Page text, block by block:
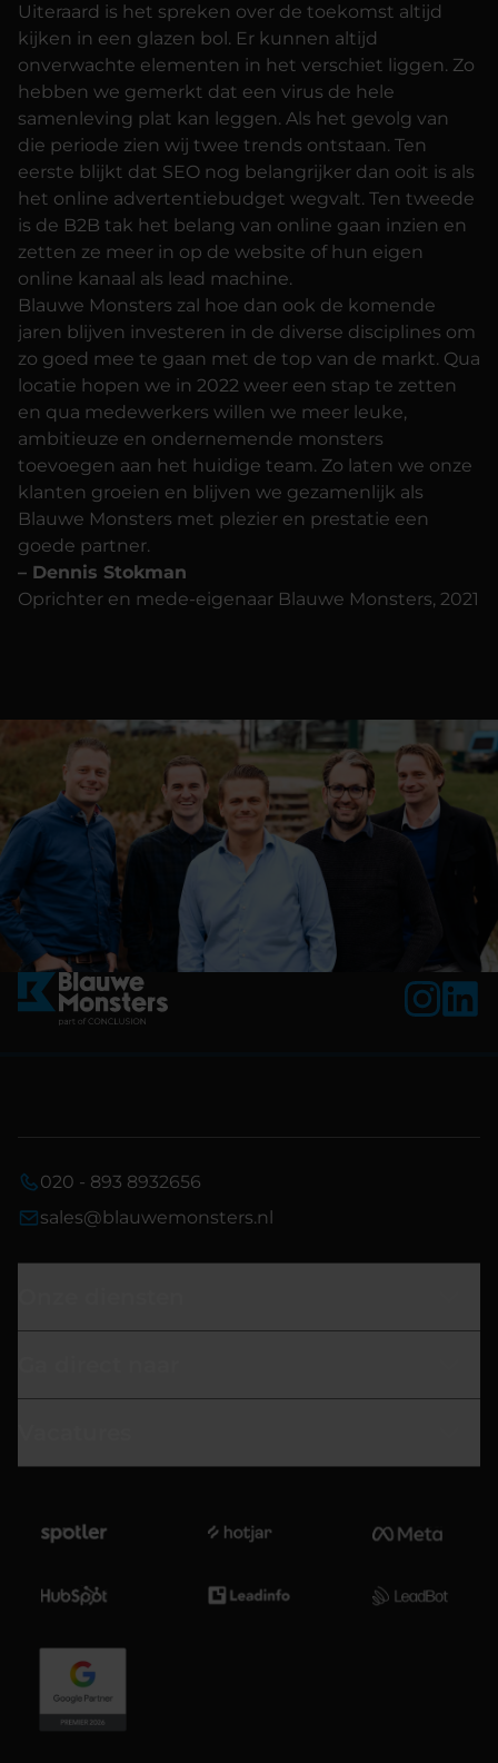
Uiteraard is het spreken over de toekomst altijd
kijken in een glazen bol. Er kunnen altijd
onverwachte elementen in het verschiet liggen. Zo
hebben we gemerkt dat een virus de hele
samenleving plat kan leggen. Als het gevolg van
die periode zien wij twee trends ontstaan. Ten
eerste blijkt dat SEO nog belangrijker dan ooit is als
het online advertentiebudget wegvalt. Ten tweede
is de B2B tak het belang van online gaan inzien en
zetten ze meer in op de website of hun eigen
online kanaal als lead machine.
Blauwe Monsters zal hoe dan ook de komende
jaren blijven investeren in de diverse disciplines om
zo goed mee te gaan met de top van de markt. Qua
locatie hopen we in 2022 weer een stap te zetten
en qua medewerkers willen we meer leuke,
ambitieuze en ondernemende monsters
toevoegen aan het huidige team. Zo laten we onze
klanten groeien en blijven we gezamenlijk als
Blauwe Monsters met plezier en prestatie een
goede partner.
– Dennis Stokman
Oprichter en mede-eigenaar Blauwe Monsters, 2021
020 - 893 8932656
sales@blauwemonsters.nl